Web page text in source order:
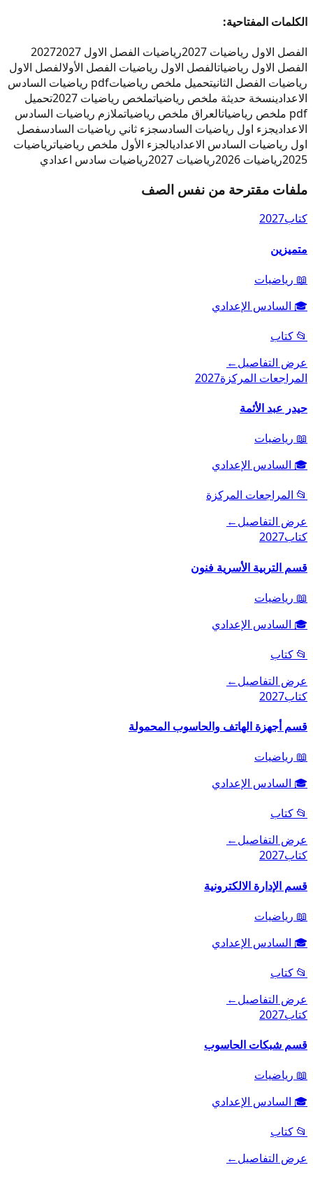
الكلمات المفتاحية:
الفصل الاول رياضيات 2027
رياضيات الفصل الاول 2027 2027
الفصل الاول رياضياتالفصل الاول رياضيات الفصل الأولالفصل الاول
رياضيات الفصل الثانيتحميل ملخص رياضيات
pdf رياضيات السادس
الاعدادينسخة حديثة ملخص رياضياتملخص رياضيات 2027
تحميل
pdf ملخص رياضيات
العراق ملخص رياضياتملازم رياضيات السادس
الاعداديجزء اول رياضيات السادسجزء ثاني رياضيات السادسفصل
اول رياضيات السادس الاعداديالجزء الأول ملخص رياضياترياضيات
2025رياضيات 2026 رياضيات 2027 رياضيات سادس اعدادي
ملفات مقترحة من نفس الصف
كتاب2027
متميزين
📖 رياضيات
🎓 السادس الإعدادي
📂 كتاب
عرض التفاصيل←
المراجعات المركزة2027
حيدر عبد الأئمة
📖 رياضيات
🎓 السادس الإعدادي
📂 المراجعات المركزة
عرض التفاصيل←
كتاب2027
قسم التربية الأسرية فنون
📖 رياضيات
🎓 السادس الإعدادي
📂 كتاب
عرض التفاصيل←
كتاب2027
قسم أجهزة الهاتف والحاسوب المحمولة
📖 رياضيات
🎓 السادس الإعدادي
📂 كتاب
عرض التفاصيل←
كتاب2027
قسم الإدارة الالكترونية
📖 رياضيات
🎓 السادس الإعدادي
📂 كتاب
عرض التفاصيل←
كتاب2027
قسم شبكات الحاسوب
📖 رياضيات
🎓 السادس الإعدادي
📂 كتاب
عرض التفاصيل←